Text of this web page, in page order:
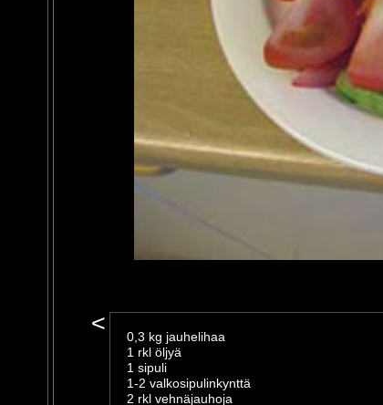
<
0,3 kg jauhelihaa
1 rkl öljyä
1 sipuli
1-2 valkosipulinkynttä
2 rkl vehnäjauhoja